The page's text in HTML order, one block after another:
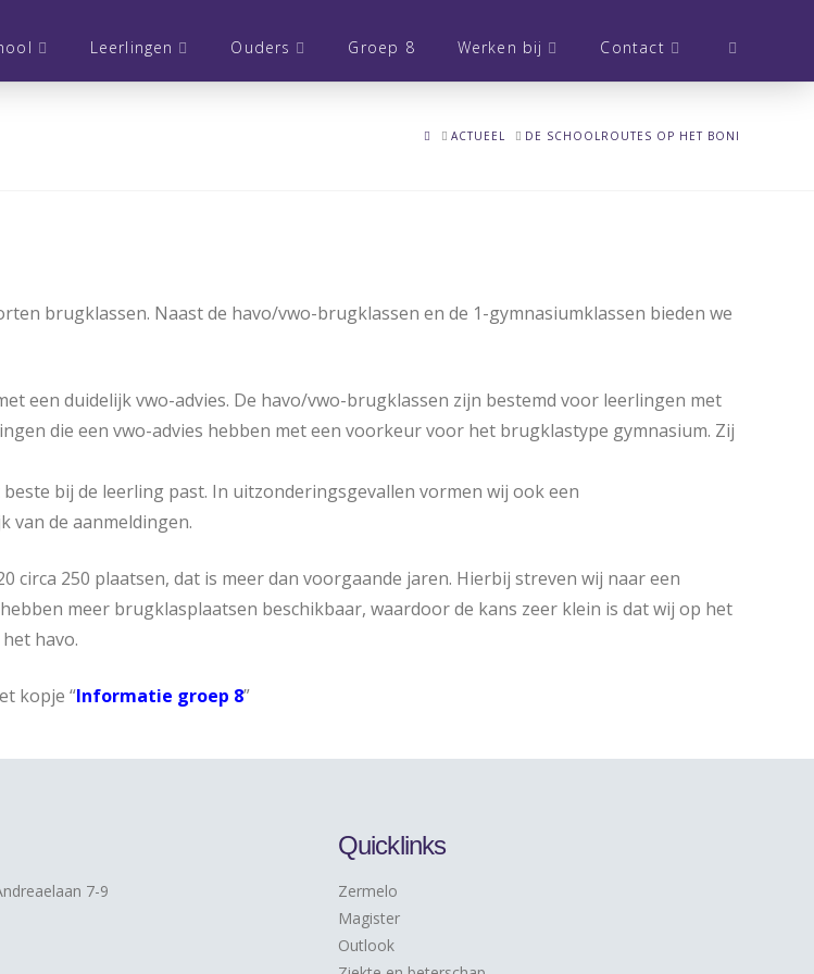
Leerlingen Ouders Groep 8 Werken bij Contact
HOME
ACTUEEL DE SCHOOLROUTES OP HET BONI
brugklassen. Naast de havo/vwo-brugklassen en de 1-gymnasiumklassen bieden we
een duidelijk vwo-advies. De havo/vwo-brugklassen zijn bestemd voor leerlingen met
die een vwo-advies hebben met een voorkeur voor het brugklastype gymnasium. Zij
bij de leerling past. In uitzonderingsgevallen vormen wij ook een
van de aanmeldingen.
circa 250 plaatsen, dat is meer dan voorgaande jaren. Hierbij streven wij naar een
meer brugklasplaatsen beschikbaar, waardoor de kans zeer klein is dat wij op het
havo.
kopje “Informatie groep 8”
7-9
Quicklinks
Zermelo
Magister
Outlook